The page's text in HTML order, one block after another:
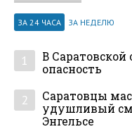
ЗА 24 ЧАСА ЗА НЕДЕЛЮ
1
В Саратовской
опасность
2
Саратовцы
удушливый
Энгельсе